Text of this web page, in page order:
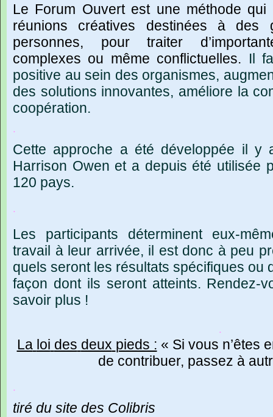
Le Forum Ouvert est une méthode qui
réunions
créatives destinées à des
personnes,
pour traiter d’
complexes ou même conflictuelles. Il
positive au sein des organismes,
des solutions innovantes, améliore la
coopération.
.
Cette approche a été développée il y
Harrison Owen et a depuis été utilisée
120 pays.
.
Les participants déterminent
eux-
travail à leur arrivée, il est donc à peu
quels seront les résultats spécifiques ou
façon dont ils seront atteints. Rendez-
savoir plus !
.
La loi des deux pieds : « Si vous n’êtes
de contribuer, passez à
.
tiré du site des Colibris